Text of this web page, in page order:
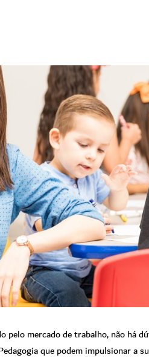
mercado de trabalho, não há
que podem impulsionar a